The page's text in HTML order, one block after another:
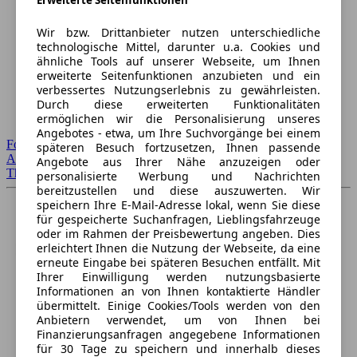
Forum Startseite
Alle Auto-Foren
Themen-Forum
Wir bzw. Drittanbieter nutzen unterschiedliche
technologische Mittel, darunter u.a. Cookies und
ähnliche Tools auf unserer Webseite, um Ihnen
erweiterte Seitenfunktionen anzubieten und ein
verbessertes Nutzungserlebnis zu gewährleisten.
Durch diese erweiterten Funktionalitäten
ermöglichen wir die Personalisierung unseres
Angebotes - etwa, um Ihre Suchvorgänge bei einem
späteren Besuch fortzusetzen, Ihnen passende
Angebote aus Ihrer Nähe anzuzeigen oder
personalisierte Werbung und Nachrichten
bereitzustellen und diese auszuwerten. Wir
speichern Ihre E-Mail-Adresse lokal, wenn Sie diese
für gespeicherte Suchanfragen, Lieblingsfahrzeuge
oder im Rahmen der Preisbewertung angeben. Dies
erleichtert Ihnen die Nutzung der Webseite, da eine
erneute Eingabe bei späteren Besuchen entfällt. Mit
Ihrer Einwilligung werden nutzungsbasierte
Informationen an von Ihnen kontaktierte Händler
übermittelt. Einige Cookies/Tools werden von den
Anbietern verwendet, um von Ihnen bei
Finanzierungsanfragen angegebene Informationen
für 30 Tage zu speichern und innerhalb dieses